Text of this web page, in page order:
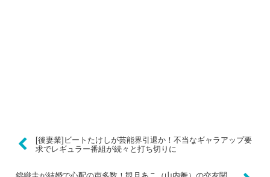
[後妻業]ビートたけしが芸能界引退か！不当なギャラアップ要
求でレギュラー番組が続々と打ち切りに